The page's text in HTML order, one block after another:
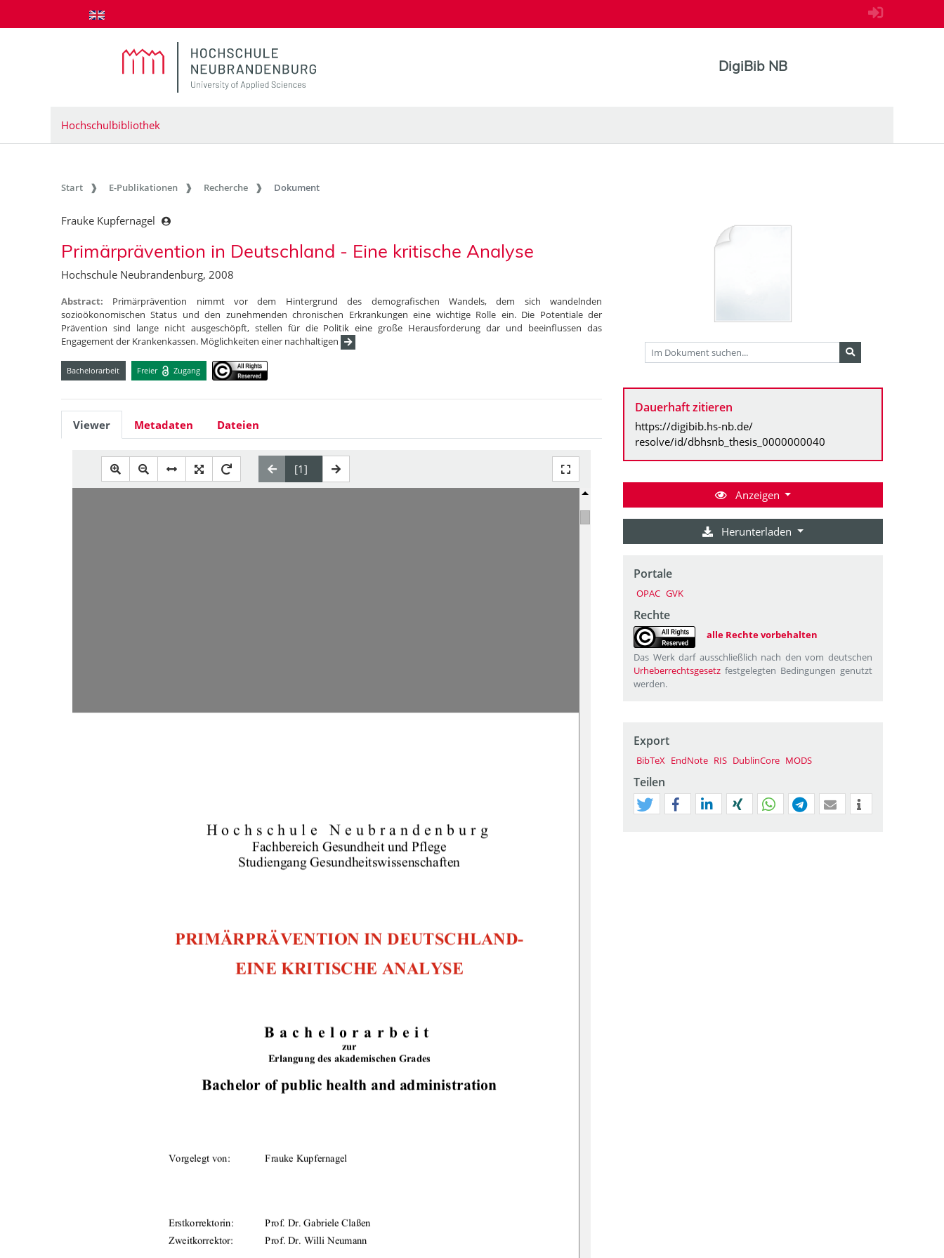
zum Inhalt springen
DigiBib NB
Hochschulbibliothek
Start E-Publikationen Recherche Dokument
Frauke Kupfernagel
Primärprävention in Deutschland - Eine kritische Analyse
Hochschule Neubrandenburg, 2008
Abstract: Primärprävention nimmt vor dem Hintergrund des demografischen Wandels, dem sich wandelnden
sozioökonomischen Status und den zunehmenden chronischen Erkrankungen eine wichtige Rolle ein. Die Potentiale der
Prävention sind lange nicht ausgeschöpft, stellen für die Politik eine große Herausforderung dar und beeinflussen das
Engagement der Krankenkassen. Möglichkeiten einer nachhaltigen
Bachelorarbeit Freier Zugang
Viewer Metadaten Dateien
Hochschule Neubrandenburg
Fachbereich Gesundheit und Pflege
Studiengang Gesundheitswissenschaften
PRIMÄRPRÄVENTION IN DEUTSCHLAND-
EINE KRITISCHE ANALYSE
Bachelorarbeit
zur
Erlangung des akademischen Grades
Bachelor of public health and administration
Vorgelegt von: Frauke Kupfernagel
Erstkorrektorin:
Prof. Dr. Gabriele Claßen
Zweitkorrektor:
Prof. Dr. Willi Neumann
Dauerhaft zitieren
https://digibib.hs-nb.de/
resolve/id/dbhsnb_thesis_0000000040
Anzeigen
Herunterladen
Portale
OPAC GVK
Rechte
alle Rechte vorbehalten
Das Werk darf ausschließlich nach den vom deutschen
Urheberrechtsgesetz festgelegten Bedingungen genutzt
werden.
Export
BibTeX EndNote RIS DublinCore MODS
Teilen